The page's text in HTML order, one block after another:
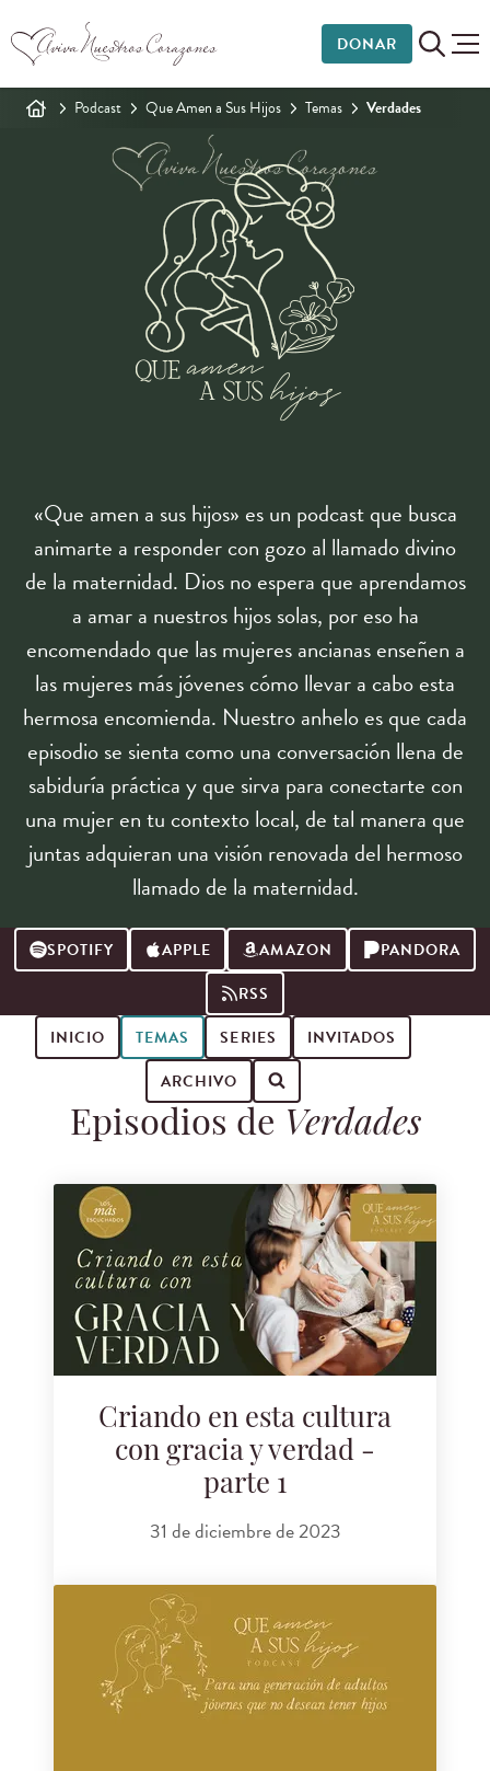
DONAR
Podcast Que Amen a Sus Hijos Temas Verdades
«Que amen a sus hijos» es un podcast que busca
animarte a responder con gozo al llamado divino
de la maternidad. Dios no espera que aprendamos
a amar a nuestros hijos solas, por eso ha
encomendado que las mujeres ancianas enseñen a
las mujeres más jóvenes cómo llevar a cabo esta
hermosa encomienda. Nuestro anhelo es que cada
episodio se sienta como una conversación llena de
sabiduría práctica y que sirva para conectarte con
una mujer en tu contexto local, de tal manera que
juntas adquieran una visión renovada del hermoso
llamado de la maternidad.
SPOTIFY APPLE AMAZON
PANDORA
RSS
INICIO
TEMAS SERIES
INVITADOS
ARCHIVO
Buscar episodios de podcast
Episodios de Verdades
Criando en esta cultura
con gracia y verdad -
parte 1
31 de diciembre de 2023